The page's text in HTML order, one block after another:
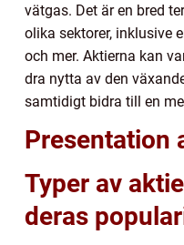
vätgas. Det är en bred
olika sektorer, inklusive
och mer. Aktierna kan
dra nytta av den
samtidigt bidra till en
Presentation
Typer av
deras